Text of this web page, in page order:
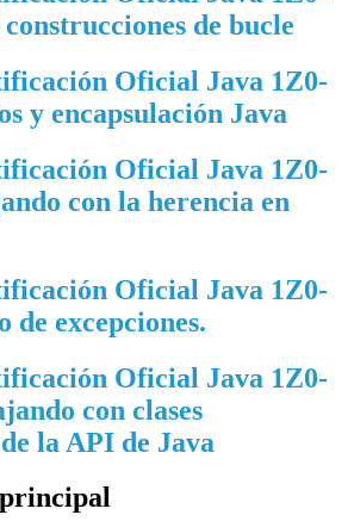
construcciones de bucle
Oficial Java 1Z0-
y encapsulación Java
Oficial Java 1Z0-
con la herencia en
Oficial Java 1Z0-
de excepciones.
Oficial Java 1Z0-
con clases
la API de Java